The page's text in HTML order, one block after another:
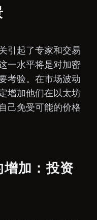
引起了专家和交易
一水平将是对加密
考验。在市场波动
增加他们在以太坊
己免受可能的价格
增加：投资